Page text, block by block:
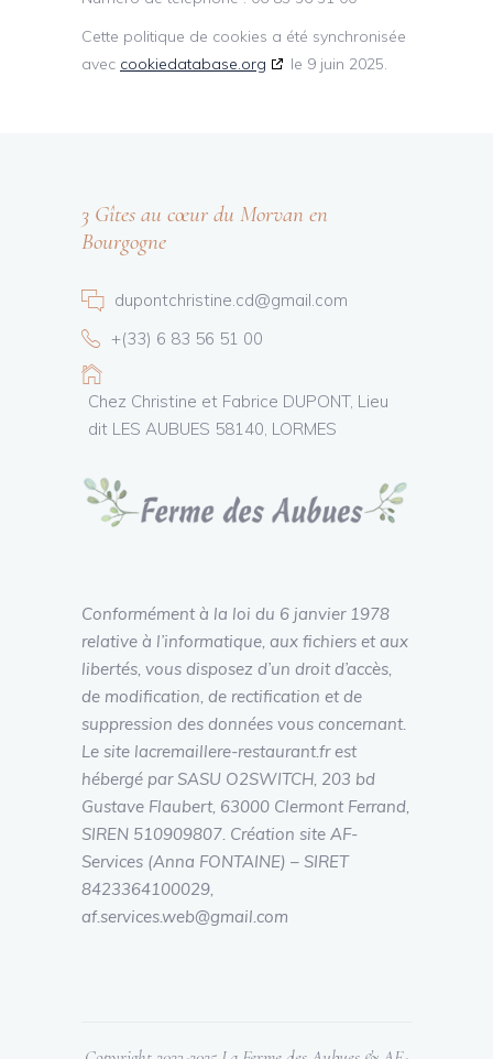
Cette politique de cookies a été synchronisée
avec cookiedatabase.org le 9 juin 2025.
3 Gîtes au cœur du Morvan en
Bourgogne
dupontchristine.cd@gmail.com
+(33) 6 83 56 51 00
Chez Christine et Fabrice DUPONT, Lieu
dit LES AUBUES 58140, LORMES
Conformément à la loi du 6 janvier 1978
relative à l’informatique, aux fichiers et aux
libertés, vous disposez d’un droit d’accès,
de modification, de rectification et de
suppression des données vous concernant.
Le site lacremaillere-restaurant.fr est
hébergé par SASU O2SWITCH, 203 bd
Gustave Flaubert, 63000 Clermont Ferrand,
SIREN 510909807. Création site AF-
Services (Anna FONTAINE) – SIRET
8423364100029,
af.services.web@gmail.com